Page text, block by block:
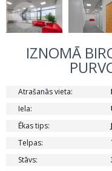
IZNOMĀ
Atrašanās vieta:
Iela:
Ēkas tips:
Telpas:
Stāvs: